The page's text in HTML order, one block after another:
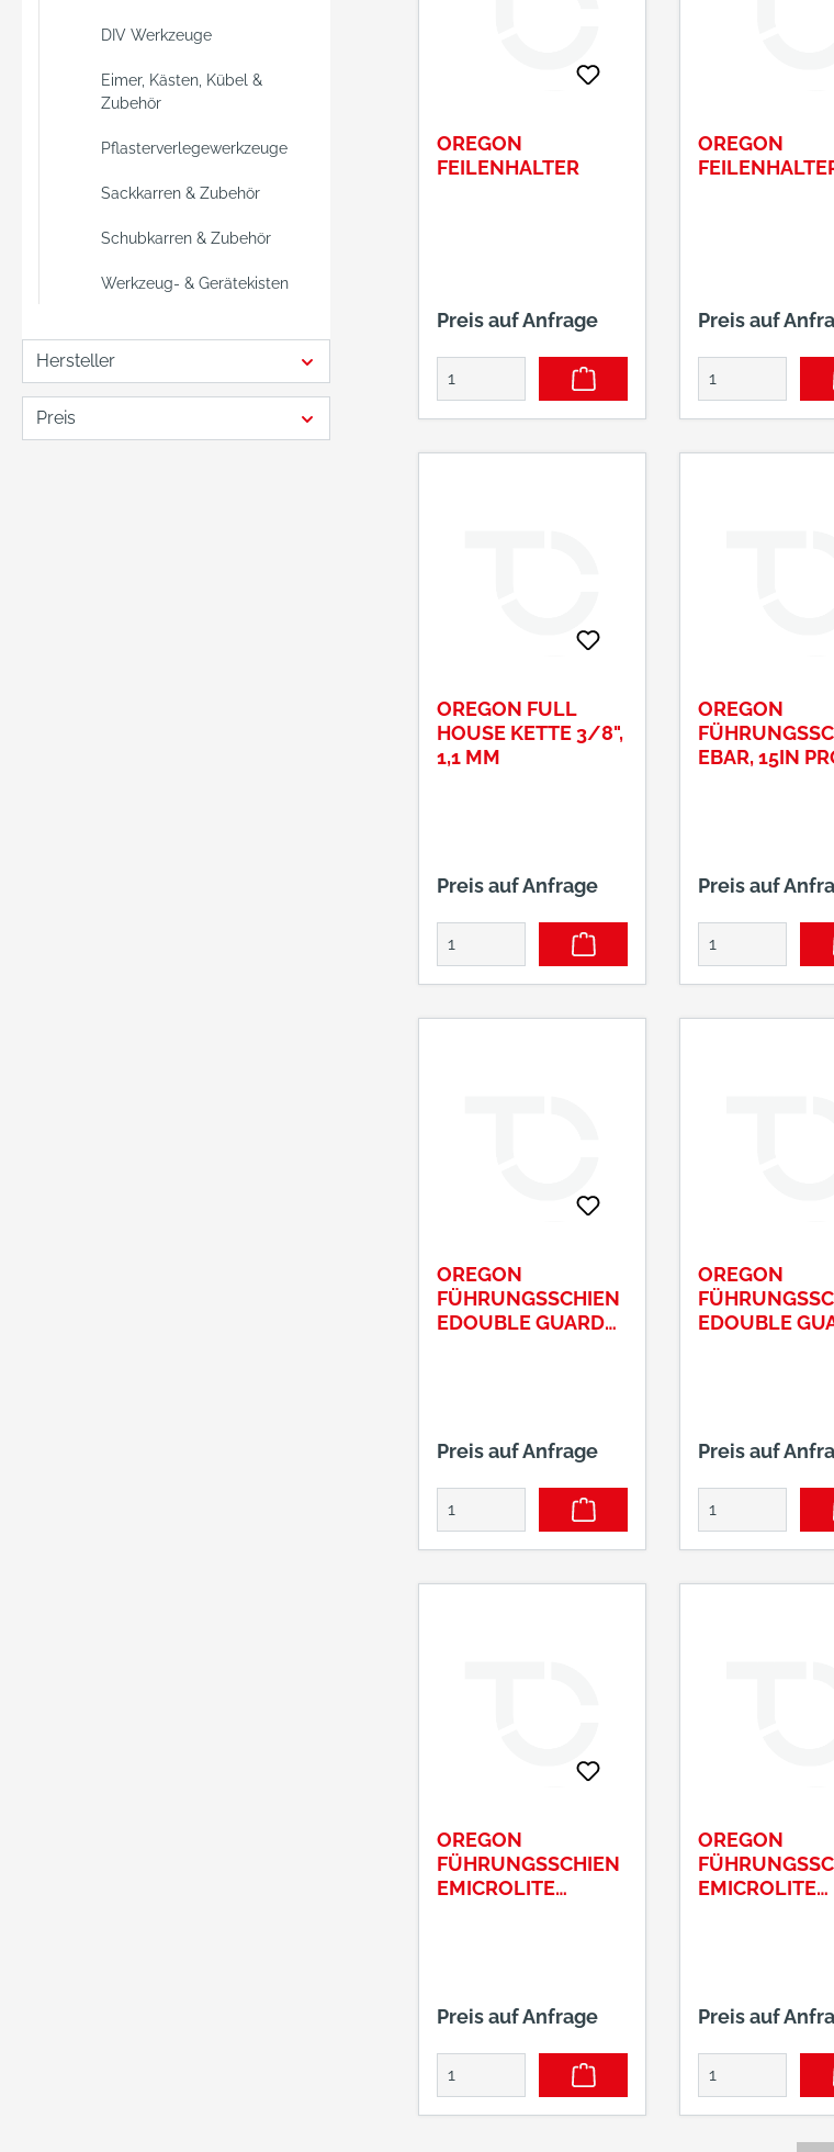
DIV Werkzeuge
Eimer, Kästen, Kübel &
Zubehör
Pflasterverlegewerkzeuge
Sackkarren & Zubehör
Schubkarren & Zubehör
Werkzeug- & Gerätekisten
Hersteller
Preis
OREGON
FEILENHALTER
Preis auf Anfrage
OREGON
Preis auf
OREGON FULL
HOUSE KETTE 3/8",
1,1 MM
Preis auf Anfrage
OREGON
EBAR, 15IN
Preis auf
OREGON
FÜHRUNGSSCHIEN
EDOUBLE GUARD
Preis auf Anfrage
OREGON
EDOUBLE
Preis auf
OREGON
FÜHRUNGSSCHIEN
EMICROLITE
Preis auf Anfrage
OREGON
EMICROLITE
Preis auf